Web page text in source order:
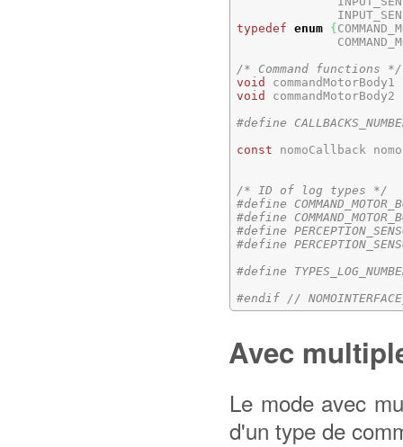
typedef enum {
/* Command functions */
void
commandMotorBody1
void
commandMotorBody2
#define
const nomoCallback
/* ID of log types */
#define
#define
#define
#define
#define
#endif //
Avec
Le mode avec
d'un type de